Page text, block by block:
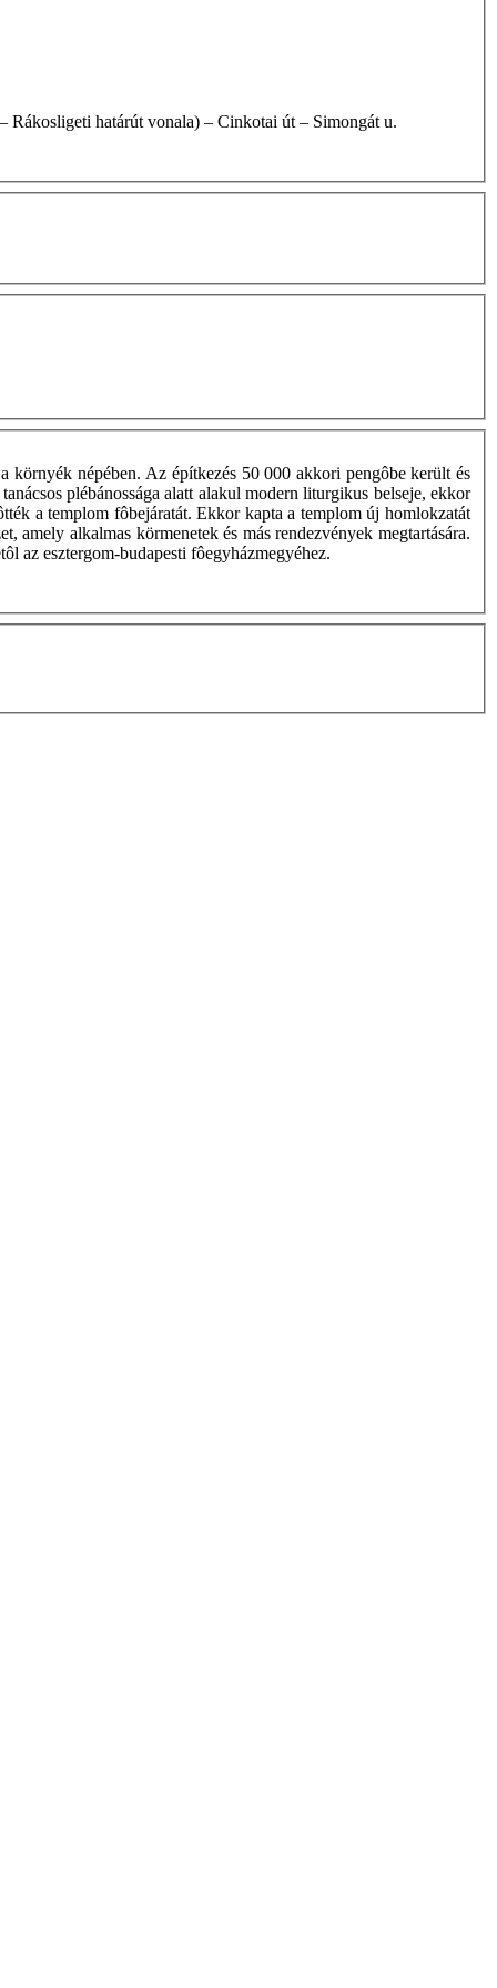
– Rákosligeti határút vonala) – Cinkotai út – Simongát u.
környék népében. Az építkezés 50 000 akkori pengôbe került és
plébánossága alatt alakul modern liturgikus belseje, ekkor
a templom fôbejáratát. Ekkor kapta a templom új homlokzatát
amely alkalmas körmenetek és más rendezvények megtartására.
az esztergom-budapesti fôegyházmegyéhez.